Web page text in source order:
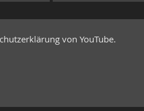
von YouTube.